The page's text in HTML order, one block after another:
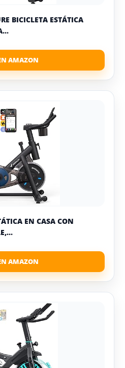
BICICLETA ESTÁTICA
EN CASA CON